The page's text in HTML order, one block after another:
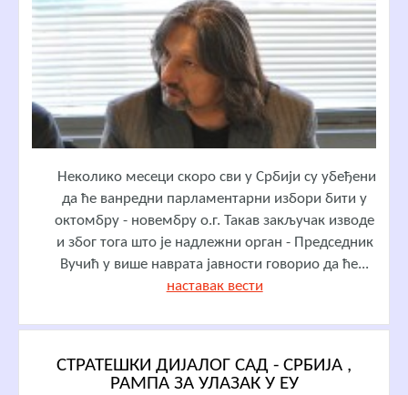
Неколико месеци скоро сви у Србији су убеђени
да ће ванредни парламентарни избори бити у
октомбру - новембру о.г. Такав закључак изводе
и због тога што је надлежни орган - Председник
Вучић у више наврата јавности говорио да ће...
наставак вести
СТРАТЕШКИ ДИЈАЛОГ САД - СРБИЈА ,
РАМПА ЗА УЛАЗАК У ЕУ